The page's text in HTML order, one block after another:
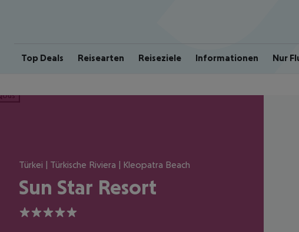
Top Deals Reisearten Reiseziele Informationen Nur
Türkei | Türkische Riviera | Kleopatra Beach
Sun Star Resort
5